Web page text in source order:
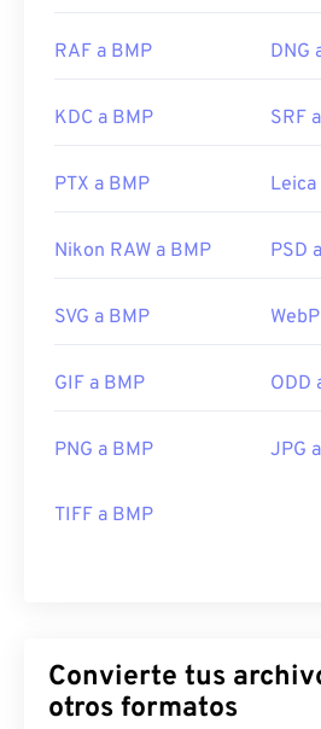
RAF a BMP DNG
KDC a BMP SRF
PTX a BMP Leica
Nikon RAW a BMP PSD
SVG a BMP
GIF a BMP ODD
PNG a BMP JPG
TIFF a BMP
Convierte tus archivos
otros formatos